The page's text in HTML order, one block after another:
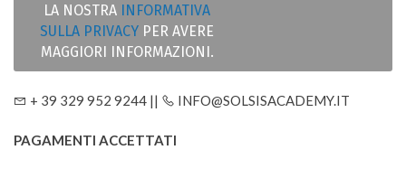
LA NOSTRA
INFORMATIVA
SULLA PRIVACY PER AVERE
MAGGIORI INFORMAZIONI.
+ 39 329 952 9244 || INFO@SOLSISACADEMY.IT
PAGAMENTI ACCETTATI